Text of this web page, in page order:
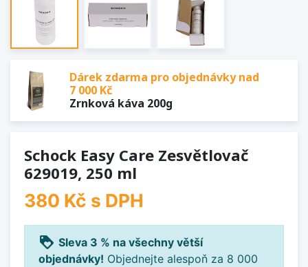
Dárek zdarma pro objednávky nad
7 000 Kč
Zrnková káva 200g
Schock Easy Care Zesvětlovač
629019, 250 ml
380 Kč s DPH
loyalty Sleva 3 % na všechny větší
objednávky! Objednejte alespoň za 8 000